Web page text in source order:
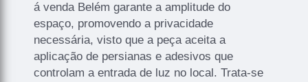
á venda Belém garante a amplitude do
espaço, promovendo a privacidade
necessária, visto que a peça aceita a
aplicação de persianas e adesivos que
controlam a entrada de luz no local. Trata-se